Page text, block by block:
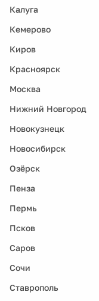
Калуга
Кемерово
Киров
Красноярск
Москва
Нижний Новгород
Новокузнецк
Новосибирск
Озёрск
Пенза
Пермь
Псков
Саров
Сочи
Ставрополь